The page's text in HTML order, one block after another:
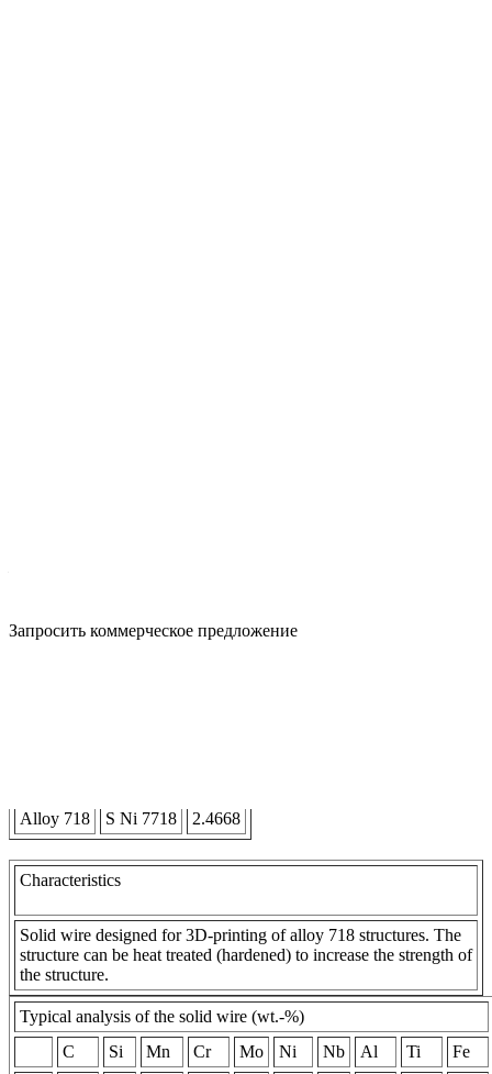
Запросить коммерческое предложение
Alloy 718
S Ni 7718 2.4668
Characteristics
Solid wire designed for 3D-printing of alloy 718 structures. The
structure can be heat treated (hardened) to increase the strength of
the structure.
Typical analysis of the solid wire (wt.-%)
C
Si Mn Cr Mo Ni Nb Al Ti
Fe